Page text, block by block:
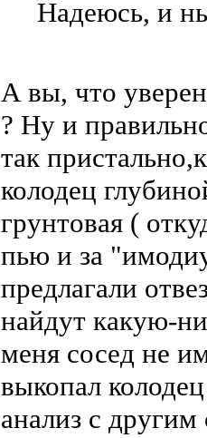
Надеюсь, и
А вы, что
? Ну и
так
колодец
грунтовая (
пью и за
предлагали
найдут какую-
меня сосед не
выкопал
анализ с